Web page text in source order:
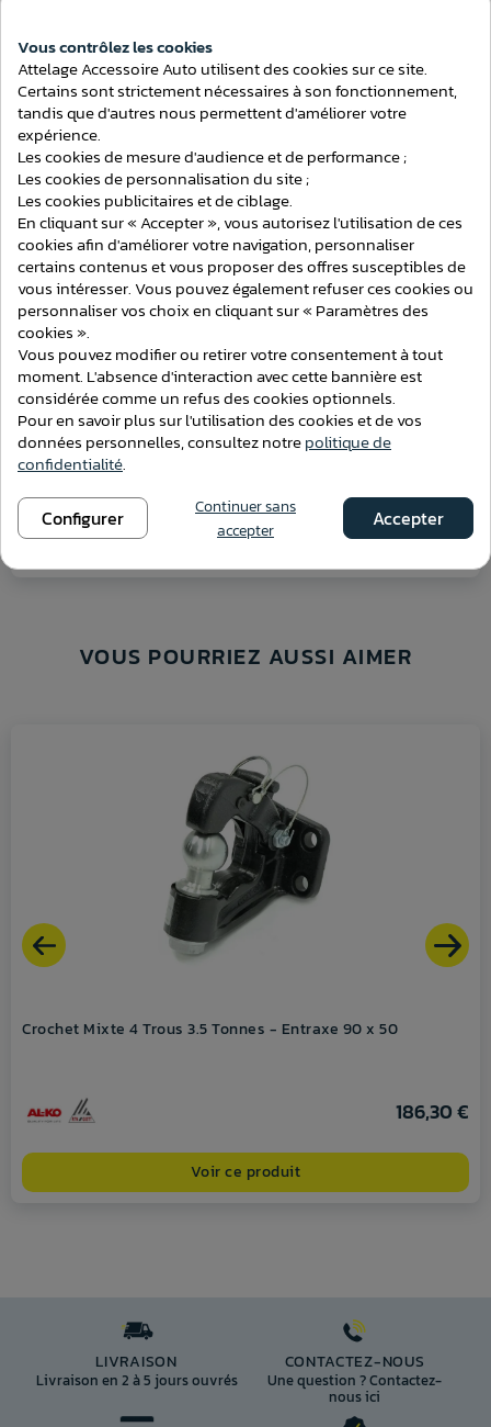
ATTELAGES
Attelage BMW Série X3 (F25) 4x4 du 11/2010 au 03/2014 [Col
de cygne]
Voir ce produit
VOUS POURRIEZ AUSSI AIMER
Crochet Mixte 4 Trous 3.5 Tonnes - Entraxe 90 x 50
186,30 €
Voir ce produit
LIVRAISON
Livraison en 2 à 5 jours ouvrés
CONTACTEZ-NOUS
Une question ? Contactez-
nous ici
Vous contrôlez les cookies
Attelage Accessoire Auto utilisent des cookies sur ce site.
Certains sont strictement nécessaires à son fonctionnement,
tandis que d'autres nous permettent d'améliorer votre
expérience.
Les cookies de mesure d'audience et de performance ;
Les cookies de personnalisation du site ;
Les cookies publicitaires et de ciblage.
En cliquant sur « Accepter », vous autorisez l'utilisation de ces
cookies afin d'améliorer votre navigation, personnaliser
certains contenus et vous proposer des offres susceptibles de
vous intéresser. Vous pouvez également refuser ces cookies ou
personnaliser vos choix en cliquant sur « Paramètres des
cookies ».
Vous pouvez modifier ou retirer votre consentement à tout
moment. L'absence d'interaction avec cette bannière est
considérée comme un refus des cookies optionnels.
Pour en savoir plus sur l'utilisation des cookies et de vos
données personnelles, consultez notrepolitique de
confidentialité.
Configurer
Continuer sans
accepter
Accepter